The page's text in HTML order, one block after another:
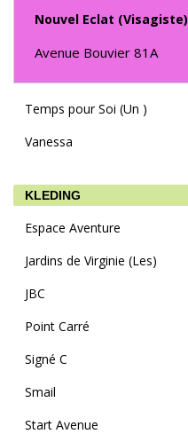
Nouvel Eclat (Visagiste)
Avenue Bouvier 81A
Temps pour Soi (Un )
Vanessa
KLEDING
Espace Aventure
Jardins de Virginie (Les)
JBC
Point Carré
Signé C
Smail
Start Avenue